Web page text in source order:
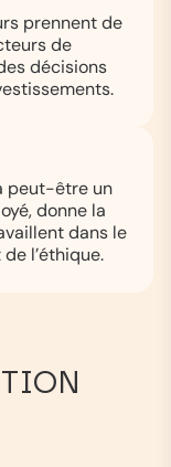
prennent de
de
décisions
peut-être un
donne la
dans le
l’éthique.